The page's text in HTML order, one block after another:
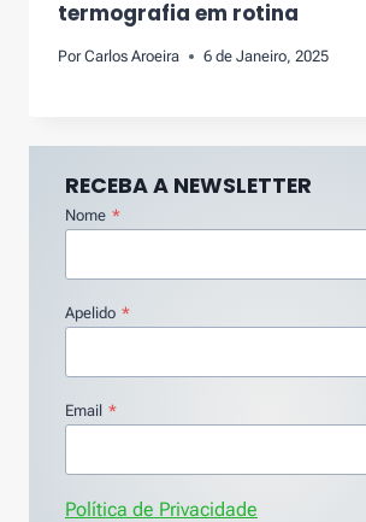
termografia em rotina
Por Carlos Aroeira 6 de Janeiro, 2025
RECEBA A NEWSLETTER
Nome *
Apelido *
Email *
Política de Privacidade